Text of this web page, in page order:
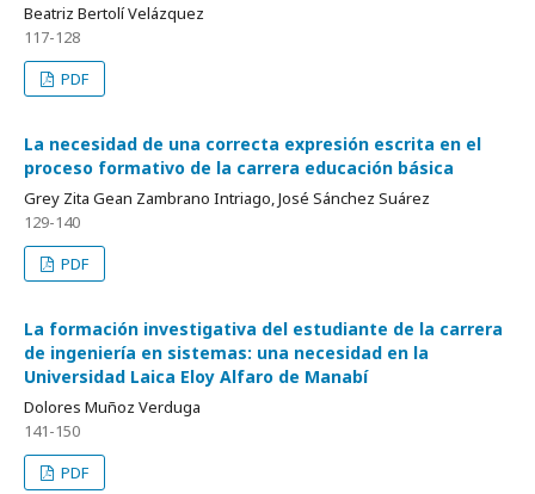
Beatriz Bertolí Velázquez
117-128
PDF
La necesidad de una correcta expresión escrita en el
proceso formativo de la carrera educación básica
Grey Zita Gean Zambrano Intriago, José Sánchez Suárez
129-140
PDF
La formación investigativa del estudiante de la carrera
de ingeniería en sistemas: una necesidad en la
Universidad Laica Eloy Alfaro de Manabí
Dolores Muñoz Verduga
141-150
PDF